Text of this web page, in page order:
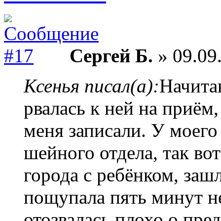
Сергей Б. »
Ксенья писал(а):
рвалась к ней на
меня записали. У
шейного отдела, так
города с ребёнком,
пощупала пять минут